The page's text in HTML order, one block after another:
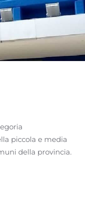
piccola e media
della provincia.